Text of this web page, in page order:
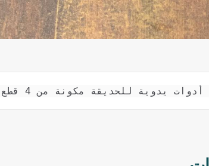
يدوية للحديقة مكونة من 4 قطع متعددة الألوان